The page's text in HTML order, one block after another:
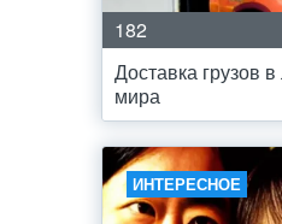
182
Доставка грузов
мира
ИНТЕРЕСНОЕ